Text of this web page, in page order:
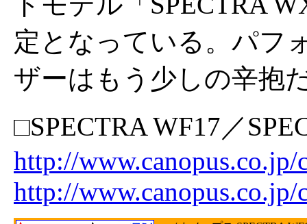
定となっている。パフ
ザーはもう少しの辛抱
□SPECTRA WF17／
http://
http://